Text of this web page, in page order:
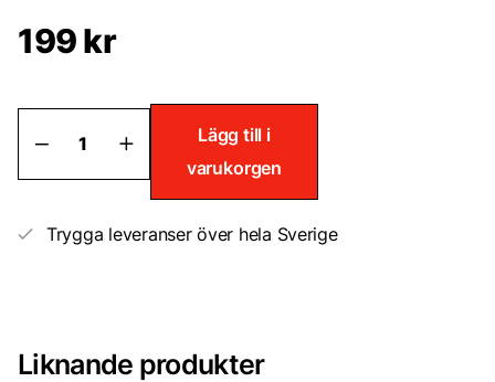
199kr
Lammullsrondell
180
mm
Lägg till i
varukorgen
Trygga leveranser över hela Sverige
Liknande produkter